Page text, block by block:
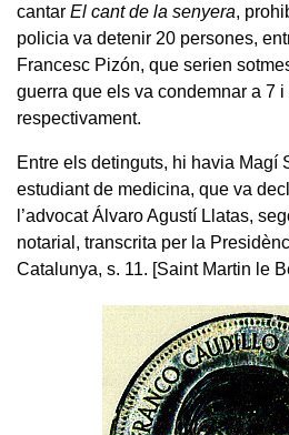
cantar El cant de la senyera,
policia va detenir 20 persones,
Francesc Pizón, que serien
guerra que els va condemnar a 7
respectivament.
Entre els detinguts, hi havia Magí
estudiant de medicina, que va
l’advocat Álvaro Agustí Llatas,
notarial, transcrita per la
Catalunya, s. 11. [Saint Martin le